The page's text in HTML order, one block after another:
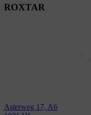
ROXTAR
Asterweg 17, A6